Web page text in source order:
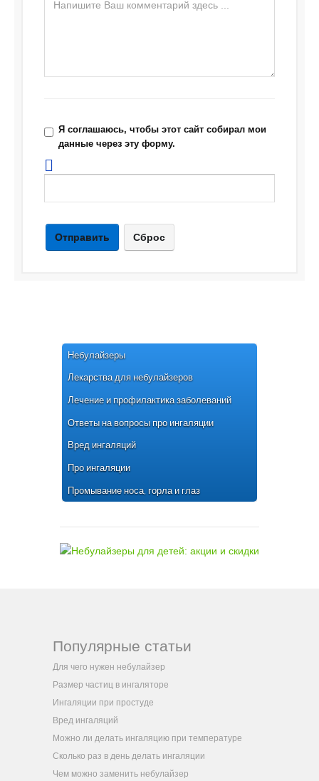
Я соглашаюсь, чтобы этот сайт собирал мои
данные через эту форму.
Отправить Сброс
Небулайзеры
Лекарства для небулайзеров
Лечение и профилактика заболеваний
Ответы на вопросы про ингаляции
Вред ингаляций
Про ингаляции
Промывание носа, горла и глаз
Популярные статьи
Для чего нужен небулайзер
Размер частиц в ингаляторе
Ингаляции при простуде
Вред ингаляций
Можно ли делать ингаляцию при температуре
Сколько раз в день делать ингаляции
Чем можно заменить небулайзер